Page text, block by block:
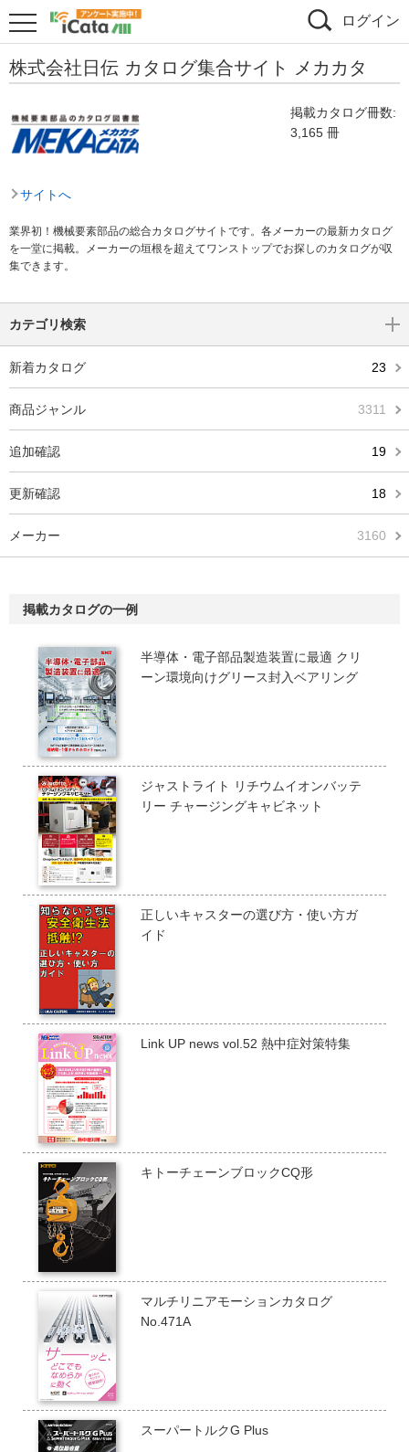
ログイン
株式会社日伝 カタログ集合サイト メカカタ
掲載カタログ冊数:
3,165 冊
サイトへ
業界初！機械要素部品の総合カタログサイトです。各メーカーの最新カタログ
を一堂に掲載。メーカーの垣根を超えてワンストップでお探しのカタログが収
集できます。
カテゴリ検索
新着カタログ 23
商品ジャンル 3311
追加確認 19
更新確認 18
メーカー 3160
掲載カタログの一例
半導体・電子部品製造装置に最適 クリ
ーン環境向けグリース封入ベアリング
ジャストライト リチウムイオンバッテ
リー チャージングキャビネット
正しいキャスターの選び方・使い方ガ
イド
Link UP news vol.52 熱中症対策特集
キトーチェーンブロックCQ形
マルチリニアモーションカタログ
No.471A
スーパートルクG Plus